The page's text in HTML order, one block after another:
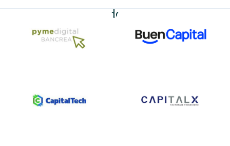
Nuestros Aliados Financieros